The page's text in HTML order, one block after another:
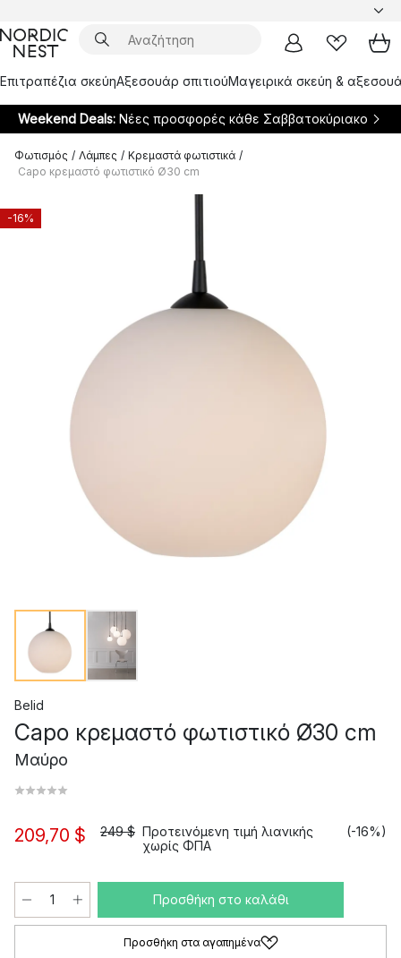
Επιτραπέζια σκεύηΑξεσουάρ σπιτιούΜαγειρικά σκεύη &
Weekend Deals: Νέες προσφορές κάθε Σαββατοκύριακο
Φωτισμός / Λάμπες / Κρεμαστά φωτιστικά /
Capo κρεμαστό φωτιστικό Ø30 cm
-16%
Belid
Capo κρεμαστό φωτιστικό Ø30 cm
Μαύρο
209,70 $ 249 $ Προτεινόμενη τιμή λιανικής
χωρίς ΦΠΑ
(-16%)
Προσθήκη στο καλάθι
Προσθήκη στα αγαπημένα